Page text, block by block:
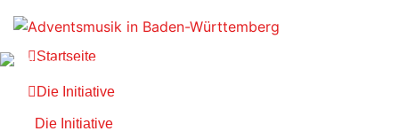
Inhalt
springenStartseite
Die Initiative
Die Initiative